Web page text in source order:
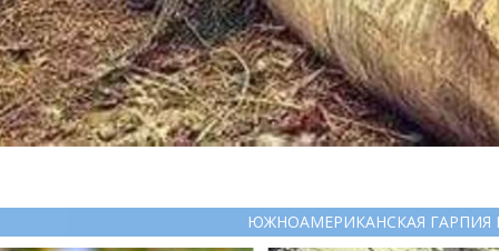
ЮЖНОАМЕРИКАНСКАЯ ГАРПИЯ